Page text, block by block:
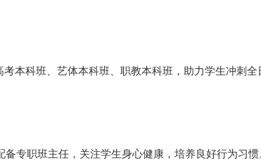
本科班、艺体本科班、职教本科班，助力学生冲刺全
专职班主任，关注学生身心健康，培养良好行为习